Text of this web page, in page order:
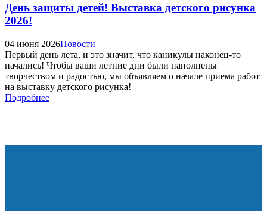
День защиты детей! Выставка детского рисунка
2026!
04 июня 2026Новости
Первый день лета, и это значит, что каникулы наконец-то
начались! Чтобы ваши летние дни были наполнены
творчеством и радостью, мы объявляем о начале приема работ
на выставку детского рисунка!
Подробнее